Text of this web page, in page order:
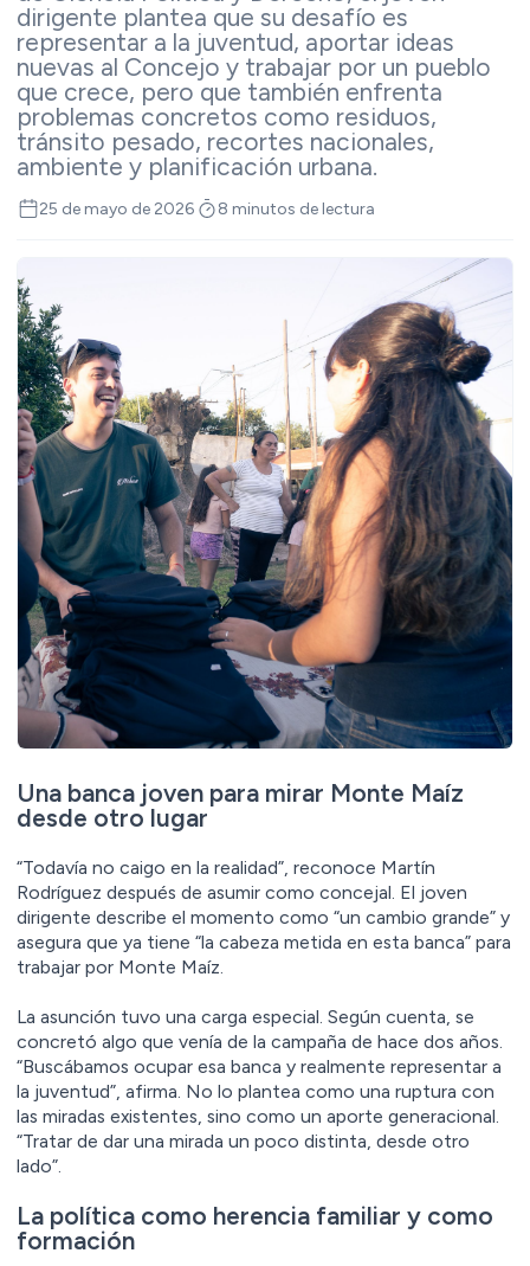
dirigente plantea que su desafío es
representar a la juventud, aportar ideas
nuevas al Concejo y trabajar por un pueblo
que crece, pero que también enfrenta
problemas concretos como residuos,
tránsito pesado, recortes nacionales,
ambiente y planificación urbana.
25 de mayo de 2026 8 minutos de lectura
Una banca joven para mirar Monte Maíz
desde otro lugar
“Todavía no caigo en la realidad”, reconoce Martín
Rodríguez después de asumir como concejal. El joven
dirigente describe el momento como “un cambio grande” y
asegura que ya tiene “la cabeza metida en esta banca” para
trabajar por Monte Maíz.
La asunción tuvo una carga especial. Según cuenta, se
concretó algo que venía de la campaña de hace dos años.
“Buscábamos ocupar esa banca y realmente representar a
la juventud”, afirma. No lo plantea como una ruptura con
las miradas existentes, sino como un aporte generacional.
“Tratar de dar una mirada un poco distinta, desde otro
lado”.
La política como herencia familiar y como
formación